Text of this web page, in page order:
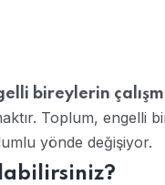
bireylerin
Toplum, engelli
yönde değişiyor.